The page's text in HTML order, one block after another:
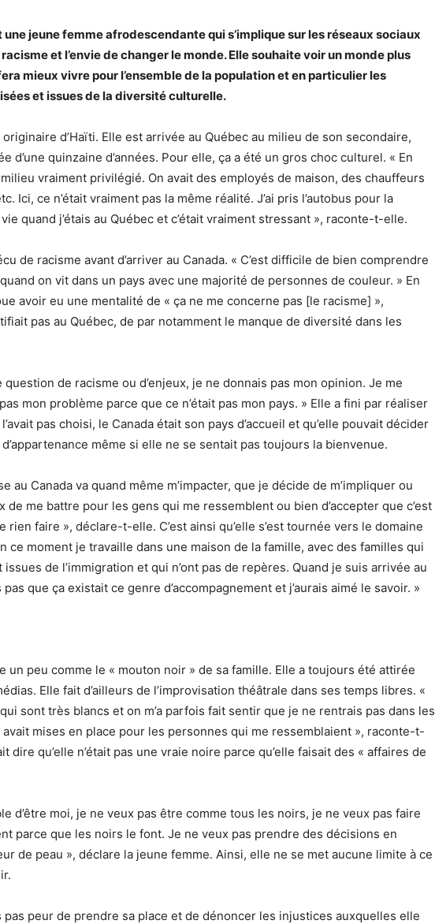
une jeune femme afrodescendante qui s’implique sur les réseaux sociaux
et l’envie de changer le monde. Elle souhaite voir un monde plus
mieux vivre pour l’ensemble de la population et en particulier les
et issues de la diversité culturelle.
d’Haïti. Elle est arrivée au Québec au milieu de son secondaire,
d’une quinzaine d’années. Pour elle, ça a été un gros choc culturel. « En
milieu vraiment privilégié. On avait des employés de maison, des chauffeurs
Ici, ce n’était vraiment pas la même réalité. J’ai pris l’autobus pour la
quand j’étais au Québec et c’était vraiment stressant », raconte-t-elle.
de racisme avant d’arriver au Canada. « C’est difficile de bien comprendre
on vit dans un pays avec une majorité de personnes de couleur. » En
avoir eu une mentalité de « ça ne me concerne pas [le racisme] »,
pas au Québec, de par notamment le manque de diversité dans les
question de racisme ou d’enjeux, je ne donnais pas mon opinion. Je me
mon problème parce que ce n’était pas mon pays. » Elle a fini par réaliser
pas choisi, le Canada était son pays d’accueil et qu’elle pouvait décider
même si elle ne se sentait pas toujours la bienvenue.
au Canada va quand même m’impacter, que je décide de m’impliquer ou
de me battre pour les gens qui me ressemblent ou bien d’accepter que c’est
rien faire », déclare-t-elle. C’est ainsi qu’elle s’est tournée vers le domaine
ce moment je travaille dans une maison de la famille, avec des familles qui
de l’immigration et qui n’ont pas de repères. Quand je suis arrivée au
que ça existait ce genre d’accompagnement et j’aurais aimé le savoir. »
un peu comme le « mouton noir » de sa famille. Elle a toujours été attirée
Elle fait d’ailleurs de l’improvisation théâtrale dans ses temps libres. «
sont très blancs et on m’a parfois fait sentir que je ne rentrais pas dans les
mises en place pour les personnes qui me ressemblaient », raconte-t-
dire qu’elle n’était pas une vraie noire parce qu’elle faisait des « affaires de
d’être moi, je ne veux pas être comme tous les noirs, je ne veux pas faire
parce que les noirs le font. Je ne veux pas prendre des décisions en
de peau », déclare la jeune femme. Ainsi, elle ne se met aucune limite à ce
pas peur de prendre sa place et de dénoncer les injustices auxquelles elle